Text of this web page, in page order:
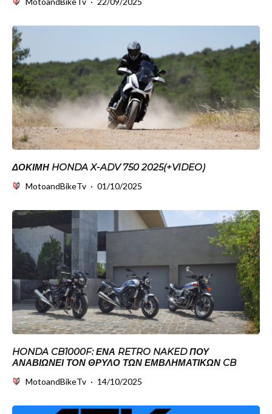
ΔΟΚΙΜΗ HONDA X-ADV 750 2025(+VIDEO)
MotoandBikeTv · 01/10/2025
HONDA CB1000F: ΈΝΑ RETRO NAKED ΠΟΥ
ΑΝΑΒΙΏΝΕΙ ΤΟΝ ΘΡΎΛΟ ΤΩΝ ΕΜΒΛΗΜΑΤΙΚΏΝ CB
MotoandBikeTv · 14/10/2025